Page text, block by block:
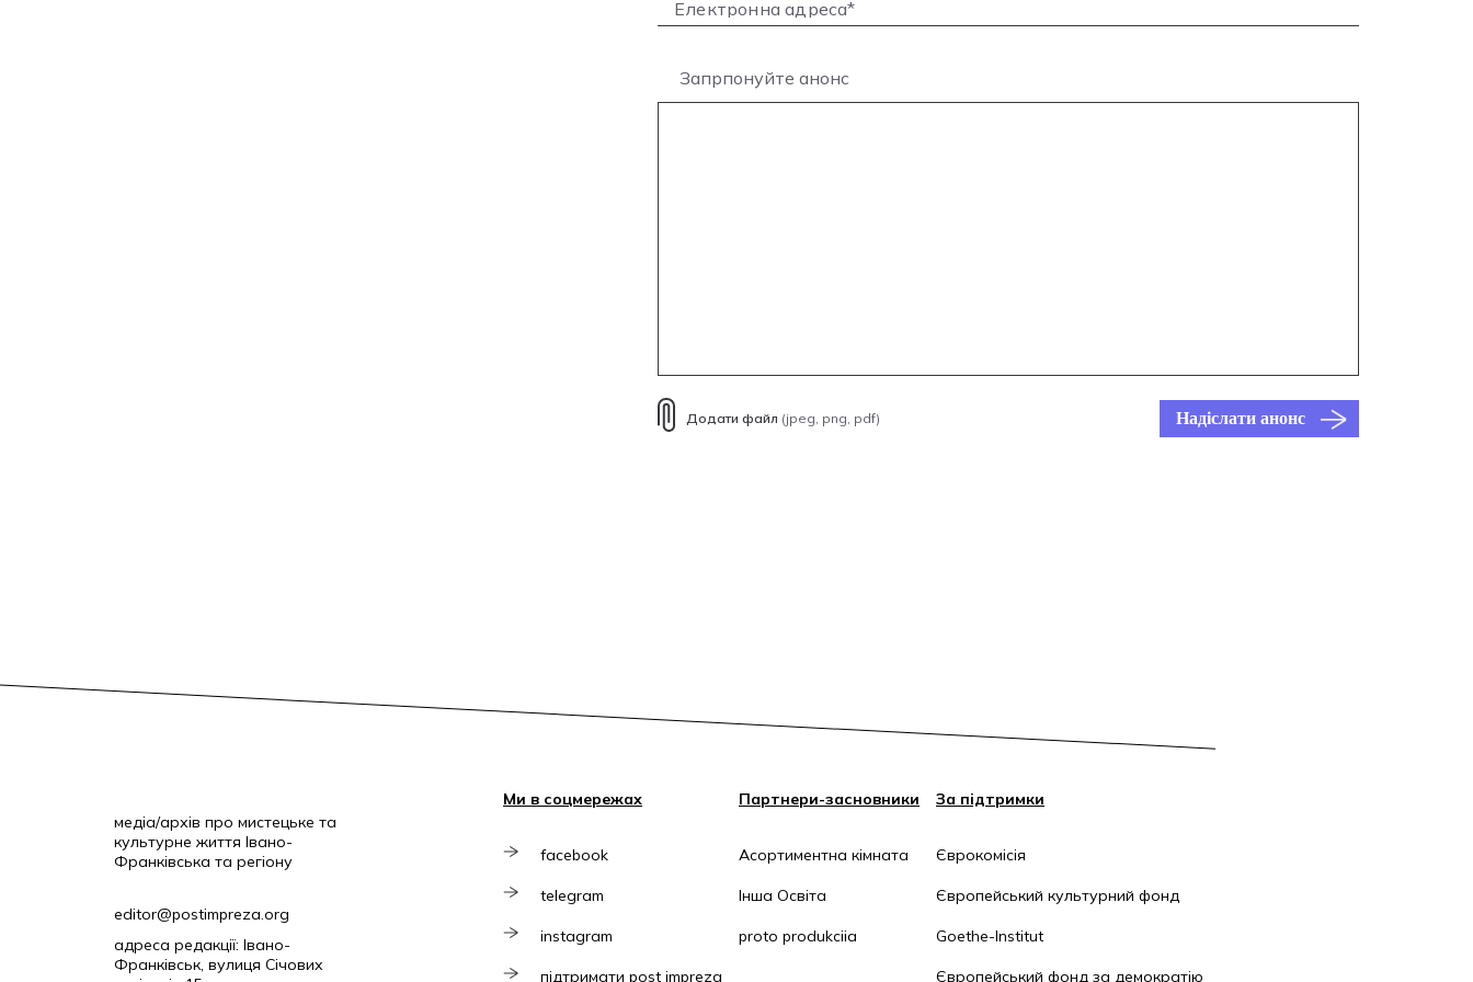
Запрпонуйте анонс
Додати файл (jpeg, png, pdf) Надіслати анонс
медіа/архів про мистецьке та
культурне життя Івано-
Франківська та регіону
editor@postimpreza.org
адреса редакції: Івано-
Франківськ, вулиця Січових
Ми в соцмережах
facebook
telegram
instagram
підтримати post impreza
Партнери-засновники
Асортиментна кімната
Інша Освіта
proto produkciia
За підтримки
Єврокомісія
Європейський культурний фонд
Goethe-Institut
Європейський фонд за демократію